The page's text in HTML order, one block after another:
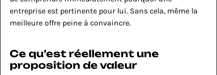
entreprise est pertinente pour lui. Sans cela, même la
meilleure offre peine à convaincre.
Ce qu’est réellement une
proposition de valeur